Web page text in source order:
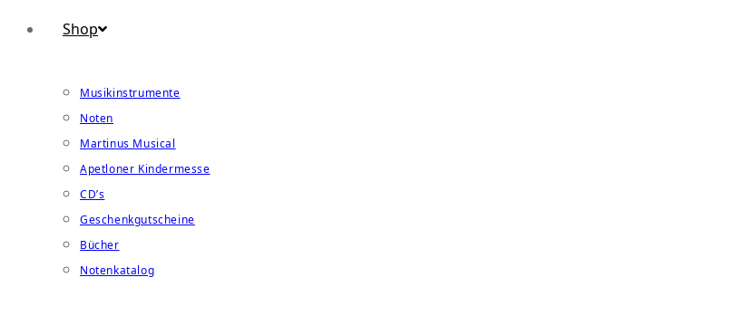
Shop
Musikinstrumente
Noten
Martinus Musical
Apetloner Kindermesse
CD’s
Geschenkgutscheine
Bücher
Notenkatalog